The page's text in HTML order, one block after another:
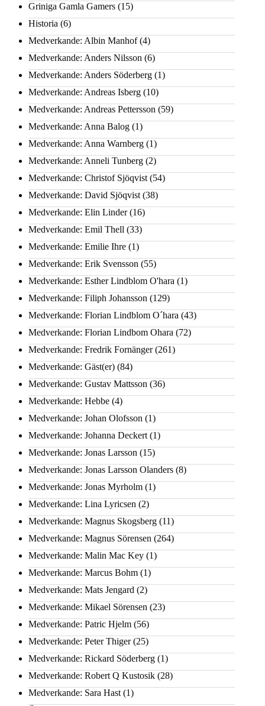
Griniga Gamla Gamers (15)
Historia (6)
Medverkande: Albin Manhof(4)
Medverkande: Anders Nilsson (6)
Medverkande: Anders Söderberg (1)
Medverkande: Andreas Isberg (10)
Medverkande: Andreas Pettersson (59)
Medverkande: Anna Balog (1)
Medverkande: Anna Warnberg (1)
Medverkande: Anneli Tunberg (2)
Medverkande: Christof Sjöqvist (54)
Medverkande: David Sjöqvist (38)
Medverkande: Elin Linder(16)
Medverkande: Emil Thell (33)
Medverkande: Emilie Ihre (1)
Medverkande: Erik Svensson (55)
Medverkande: Esther Lindblom O'hara (1)
Medverkande: Filiph Johansson (129)
Medverkande: Florian Lindblom O´hara (43)
Medverkande: Florian Lindbom Ohara (72)
Medverkande: Fredrik Fornänger(261)
Medverkande: Gäst(er) (84)
Medverkande: Gustav Mattsson (36)
Medverkande: Hebbe (4)
Medverkande: Johan Olofsson (1)
Medverkande: Johanna Deckert (1)
Medverkande: Jonas Larsson (15)
Medverkande: Jonas Larsson Olanders (8)
Medverkande: Jonas Myrholm (1)
Medverkande: Lina Lyricsen (2)
Medverkande: Magnus Skogsberg (11)
Medverkande: Magnus Sörensen (264)
Medverkande: Malin Mac Key (1)
Medverkande: Marcus Bohm (1)
Medverkande: Mats Jengard (2)
Medverkande: Mikael Sörensen (23)
Medverkande: Patric Hjelm (56)
Medverkande: Peter Thiger(25)
Medverkande: Rickard Söderberg (1)
Medverkande: Robert Q Kustosik (28)
Medverkande: Sara Hast (1)